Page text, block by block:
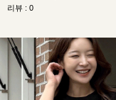
리뷰 : 0